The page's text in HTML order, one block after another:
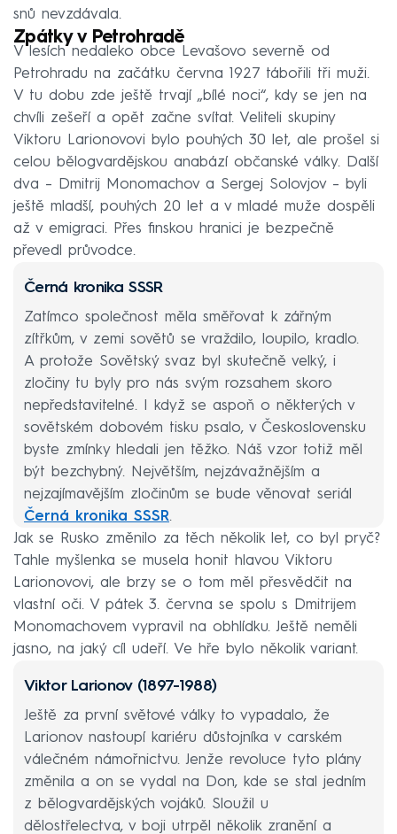
snů nevzdávala.
Zpátky v Petrohradě
V lesích nedaleko obce Levašovo severně od
Petrohradu na začátku června 1927 tábořili tři muži.
V tu dobu zde ještě trvají „bílé noci“, kdy se jen na
chvíli zešeří a opět začne svítat. Veliteli skupiny
Viktoru Larionovovi bylo pouhých 30 let, ale prošel si
celou bělogvardějskou anabází občanské války. Další
dva – Dmitrij Monomachov a Sergej Solovjov – byli
ještě mladší, pouhých 20 let a v mladé muže dospěli
až v emigraci. Přes finskou hranici je bezpečně
převedl průvodce.
Černá kronika SSSR
Zatímco společnost měla směřovat k zářným
zítřkům, v zemi sovětů se vraždilo, loupilo, kradlo.
A protože Sovětský svaz byl skutečně velký, i
zločiny tu byly pro nás svým rozsahem skoro
nepředstavitelné. I když se aspoň o některých v
sovětském dobovém tisku psalo, v Československu
byste zmínky hledali jen těžko. Náš vzor totiž měl
být bezchybný. Největším, nejzávažnějším a
nejzajímavějším zločinům se bude věnovat seriál
Černá kronika SSSR.
Rabování v Černobylu
Vražda slavné herečky
Klub sebevrahů
Jak fungovala sovětská mafie?
Jak se Rusko změnilo za těch několik let, co byl pryč?
Tahle myšlenka se musela honit hlavou Viktoru
Larionovovi, ale brzy se o tom měl přesvědčit na
vlastní oči. V pátek 3. června se spolu s Dmitrijem
Monomachovem vypravil na obhlídku. Ještě neměli
jasno, na jaký cíl udeří. Ve hře bylo několik variant.
Viktor Larionov (1897-1988)
Ještě za první světové války to vypadalo, že
Larionov nastoupí kariéru důstojníka v carském
válečném námořnictvu. Jenže revoluce tyto plány
změnila a on se vydal na Don, kde se stal jedním
z bělogvardějských vojáků. Sloužil u
dělostřelectva, v boji utrpěl několik zranění a